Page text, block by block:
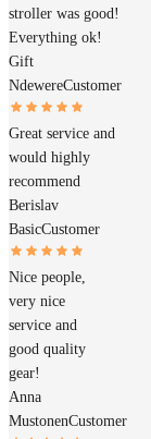
stroller was good!
Everything ok!
Gift
NdewereCustomer
Great service and
would highly
recommend
Berislav
BasicCustomer
Nice people,
very nice
service and
good quality
gear!
Anna
MustonenCustomer